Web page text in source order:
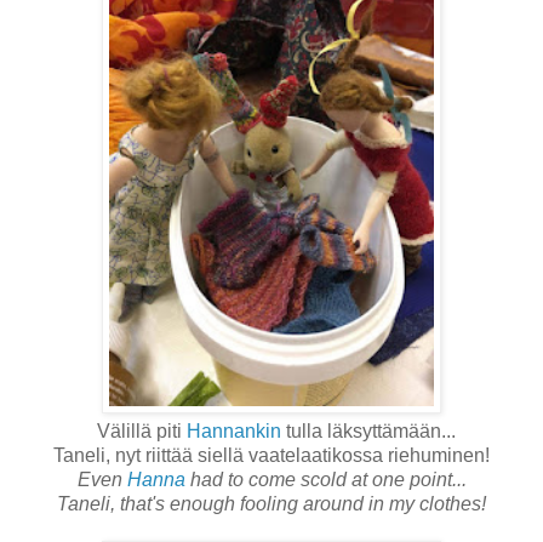
Välillä piti Hannankin tulla läksyttämään...
Taneli, nyt riittää siellä vaatelaatikossa riehuminen!
Even Hanna had to come scold at one point...
Taneli, that's enough fooling around in my clothes!